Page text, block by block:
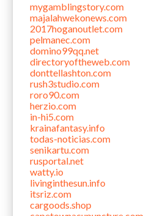
mygamblingstory.com
majalahwekonews.com
2017hoganoutlet.com
pelmanec.com
domino99qq.net
directoryoftheweb.com
donttellashton.com
rush3studio.com
roro90.com
herzio.com
in-hi5.com
krainafantasy.info
todas-noticias.com
senikartu.com
rusportal.net
watty.io
livinginthesun.info
itsriz.com
cargoods.shop